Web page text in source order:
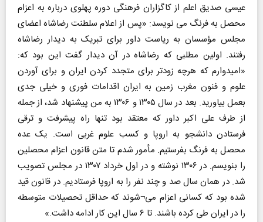
عیسی صدیق اعلم از کاگزاران فرهنگی دوره پهلوی درباره به اعزام
محصل به فرنگ می نویسد: «پس از اعلام سلطنت رضاشاه اعضای
مجلس مؤسسان به ریاست داور برای تبریک به دیدار رضاشاه
رفتند. اولین مطلبی که رضاشاه در آن دیدار گفت این بود که:
«امیدوارم که هرچه زودتر برای متجدد کردن ایران و برای آوردن
علوم و فنون مغرب زمین به ایران اقدامات فوری و خیلی جدی
بعمل بیاورید. بعد در سال ۱۳۰۵ و ۱۳۰۶ به من پیشنهاد شد، از جمله
از طرف علی اکبر داور که معتقد بود تنها راه پیشرفت و ترقی
فرستادن دانشجو به اروپا و کسب علوم غربی است. یک عده
محصل به فرنگ بفرستیم. مأمور شدم تا متن قانون اعزام محصلین
را بنویسم. در ۱۳۰۶ نوشته و در اول خرداد ۱۳۰۷ در مجلس تصویب
شد. در همان سال صد و چند نفر را به اروپا فرستادیم. در قانون قید
شده بود که کسانی اعزام می¬شوند که حداقل تحصیلات متوسطه
را در ایران طی کرده باشند. تا ۶ سال این کار ادامه داشت.»